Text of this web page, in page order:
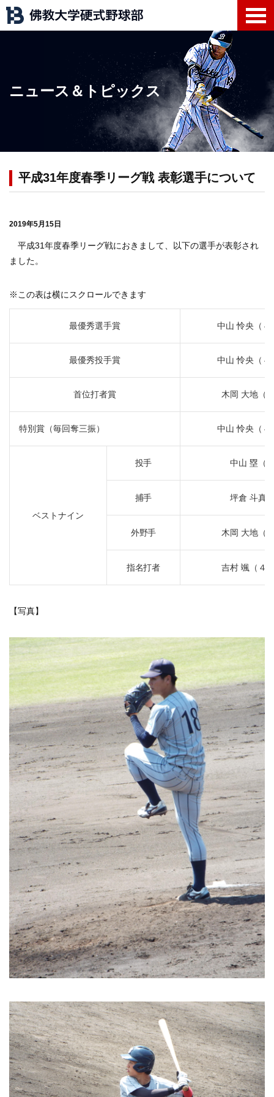
ニュース＆トピックス
平成31年度春季リーグ戦 表彰選手について
2019年5月15日
平成31年度春季リーグ戦におきまして、以下の選手が表彰され
ました。
※この表は横にスクロールできます
最優秀選手賞 中山 怜央（４
最優秀投手賞 中山 怜央（４
首位打者賞 木岡 大地（
特別賞（毎回奪三振） 中山 怜央（４
ベストナイン
投手 中山 塁（
捕手 坪倉 斗真
外野手 木岡 大地（
指名打者 吉村 颯（４
【写真】